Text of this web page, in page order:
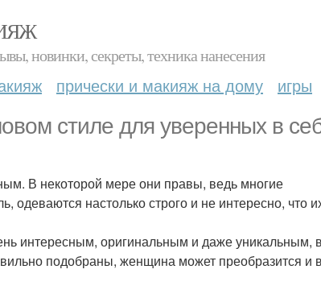
новинки, секреты, техника нанесения
прически и макияж на дому игры
стиле для уверенных в
В некоторой мере они правы, ведь многие
настолько строго и не интересно, что
интересным, оригинальным и даже уникальным,
подобраны, женщина может преобразится и